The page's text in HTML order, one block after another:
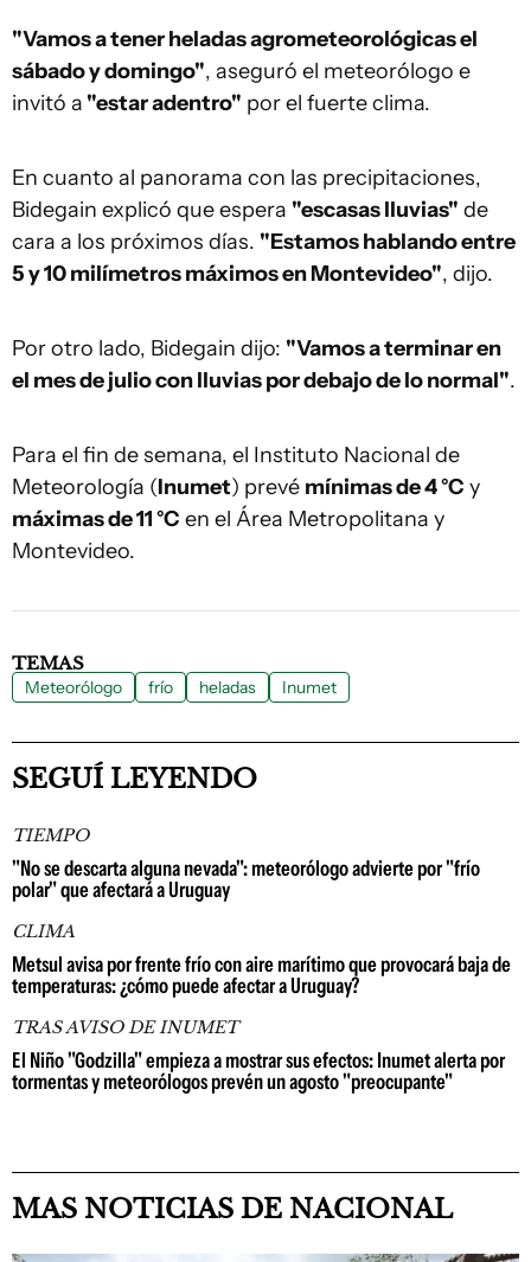
"Vamos a tener heladas agrometeorológicas el
sábado y domingo", aseguró el meteorólogo e
invitó a "estar adentro" por el fuerte clima.
En cuanto al panorama con las precipitaciones,
Bidegain explicó que espera "escasas lluvias" de
cara a los próximos días. "Estamos hablando entre
5 y 10 milímetros máximos en Montevideo", dijo.
Por otro lado, Bidegain dijo: "Vamos a terminar en
el mes de julio con lluvias por debajo de lo normal".
Para el fin de semana, el Instituto Nacional de
Meteorología (Inumet) prevé mínimas de 4 °C y
máximas de 11 °C en el Área Metropolitana y
Montevideo.
TEMAS
Meteorólogo frío heladas Inumet
SEGUÍ LEYENDO
TIEMPO
"No se descarta alguna nevada": meteorólogo advierte por "frío
polar" que afectará a Uruguay
CLIMA
Metsul avisa por frente frío con aire marítimo que provocará baja de
temperaturas: ¿cómo puede afectar a Uruguay?
TRAS AVISO DE INUMET
El Niño "Godzilla" empieza a mostrar sus efectos: Inumet alerta por
tormentas y meteorólogos prevén un agosto "preocupante"
MAS NOTICIAS DE NACIONAL